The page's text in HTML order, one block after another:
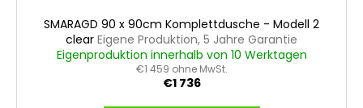
SMARAGD 90 x 90cm Komplettdusche - Modell 2
clear Eigene Produktion, 5 Jahre Garantie
Eigenproduktion innerhalb von 10 Werktagen
€1 459 ohne MwSt.
€1 736